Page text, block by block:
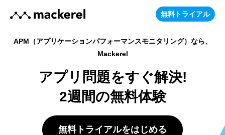
無料トライアル
APM（アプリケーションパフォーマンスモニタリング）なら、
Mackerel
アプリ問題をすぐ解決!
2週間の無料体験
無料トライアルをはじめる